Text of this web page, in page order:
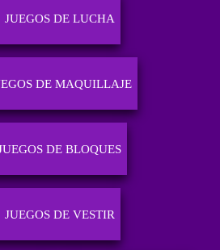
JUEGOS DE LUCHA
DE MAQUILLAJE
DE BLOQUES
JUEGOS DE VESTIR